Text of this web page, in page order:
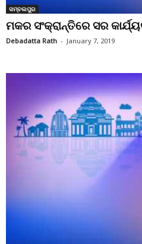
ସମ୍ବଲପୁର
ମକର ସଂକ୍ରାନ୍ତିରେ ସର
Debadatta Rath - January 7, 2019